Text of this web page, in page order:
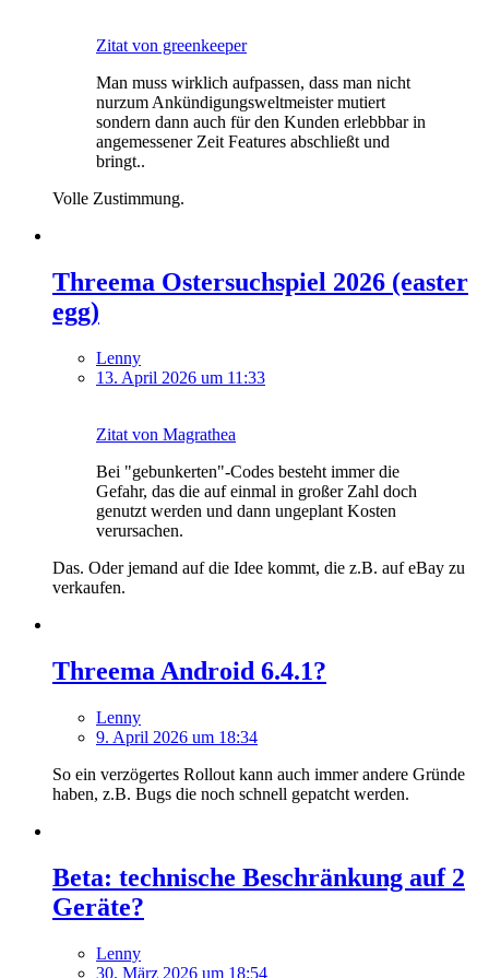
Zitat von greenkeeper
Man muss wirklich aufpassen, dass man nicht
nurzum Ankündigungsweltmeister mutiert
sondern dann auch für den Kunden erlebbbar in
angemessener Zeit Features abschließt und
bringt..
Volle Zustimmung.
Threema Ostersuchspiel 2026 (easter
egg)
Lenny
13. April 2026 um 11:33
Zitat von Magrathea
Bei "gebunkerten"-Codes besteht immer die
Gefahr, das die auf einmal in großer Zahl doch
genutzt werden und dann ungeplant Kosten
verursachen.
Das. Oder jemand auf die Idee kommt, die z.B. auf eBay zu
verkaufen.
Threema Android 6.4.1?
Lenny
9. April 2026 um 18:34
So ein verzögertes Rollout kann auch immer andere Gründe
haben, z.B. Bugs die noch schnell gepatcht werden.
Beta: technische Beschränkung auf 2
Geräte?
Lenny
30. März 2026 um 18:54